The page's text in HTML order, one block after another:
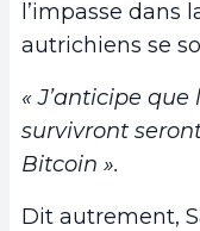
l’impasse dans
autrichiens se
« J’anticipe
survivront
Bitcoin ».
Dit autrement,